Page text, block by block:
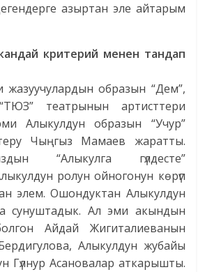
азыртан эле айтарым
критерий менен тандап
образын “Дем”,
театрынын артисттери
Алыкулдун образын “Учур”
Чыңгыз Мамаев жаратты.
“Алыкулга гүлдесте”
ролун ойногонун көрүп
элем. Ошондуктан Алыкулдун
сунуштадык. Ал эми акындын
болгон Айдай Жигиталиеванын
Алыкулдун жубайы
Гүлнур Асановалар аткарышты.